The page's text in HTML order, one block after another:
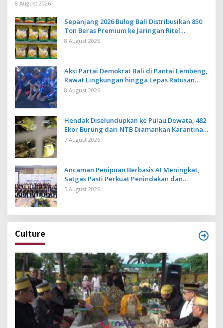
Baku Baru
8 August 2026
Sepanjang 2026 Bulog Bali Distribusikan 850
Ton Beras Premium ke Jaringan Ritel
Moderen
8 August 2026
Aksi Partai Demokrat Bali di Pantai Lembeng,
Rawat Lingkungan hingga Lepas Ratusan
Tukik Bedawang Nala
8 August 2026
Hendak Diselundupkan ke Pulau Dewata, 482
Ekor Burung dari NTB Diamankan Karantina
Bali
7 August 2026
Ancaman Penipuan Berbasis AI Meningkat,
Satgas Pasti Perkuat Penindakan dan
Pengembangan Aplikasi Anti Penipuan
5 August 2026
Culture